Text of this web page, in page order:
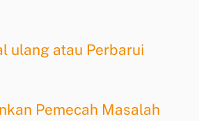
ulang atau Perbarui
Pemecah Masalah